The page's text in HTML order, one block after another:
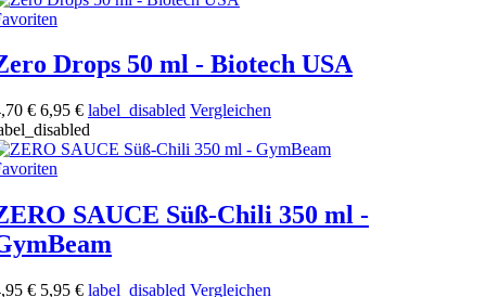
Drops 50 ml - Biotech USA
€ 6,95 € label_disabled Vergleichen
SAUCE Süß-Chili 350 ml -
€ 5,95 € label_disabled Vergleichen